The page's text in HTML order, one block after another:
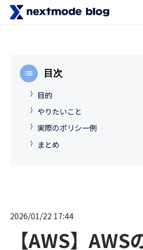
目次
目的
やりたいこと
実際のポリシー例
まとめ
2026/01/22 17:44
【AWS】AWS